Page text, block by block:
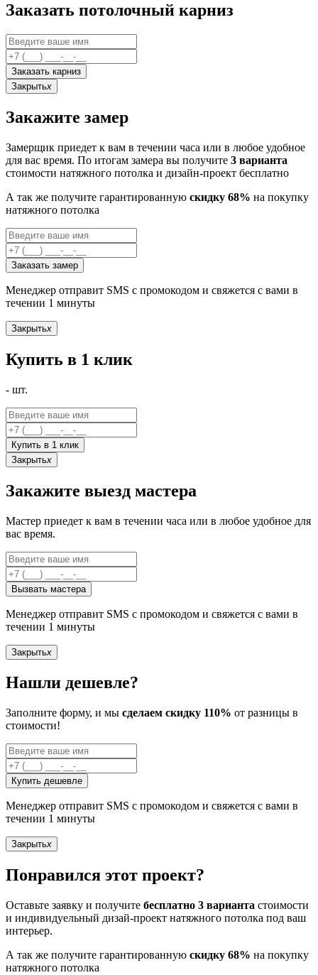
Заказать потолочный карниз
Заказать карниз
Закрытьx
Закажите замер
Замерщик приедет к вам в течении часа или в любое удобное
для вас время. По итогам замера вы получите 3 варианта
стоимости натяжного потолка и дизайн-проект бесплатно
А так же получите гарантированную скидку 68% на покупку
натяжного потолка
Заказать замер
Менеджер отправит SMS с промокодом и свяжется с вами в
течении 1 минуты
Закрытьx
Купить в 1 клик
- шт.
Купить в 1 клик
Закрытьx
Закажите выезд мастера
Мастер приедет к вам в течении часа или в любое удобное для
вас время.
Вызвать мастера
Менеджер отправит SMS с промокодом и свяжется с вами в
течении 1 минуты
Закрытьx
Нашли дешевле?
Заполните форму, и мы сделаем скидку 110% от разницы в
стоимости!
Купить дешевле
Менеджер отправит SMS с промокодом и свяжется с вами в
течении 1 минуты
Закрытьx
Понравился этот проект?
Оставьте заявку и получите бесплатно 3 варианта стоимости
и индивидуельный дизай-проект натяжного потолка под ваш
интерьер.
А так же получите гарантированную скидку 68% на покупку
натяжного потолка